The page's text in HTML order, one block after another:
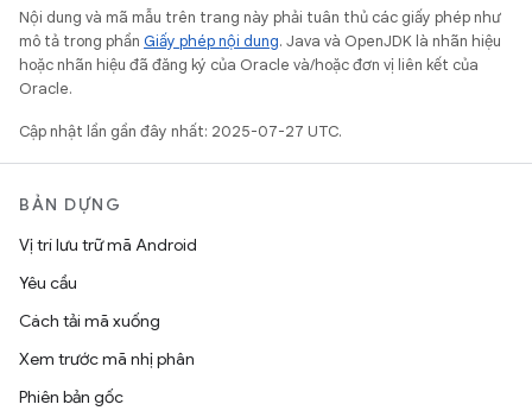
Nội dung và mã mẫu trên trang này phải tuân thủ các giấy phép như
mô tả trong phần Giấy phép nội dung. Java và OpenJDK là nhãn hiệu
hoặc nhãn hiệu đã đăng ký của Oracle và/hoặc đơn vị liên kết của
Oracle.
Cập nhật lần gần đây nhất: 2025-07-27 UTC.
BẢN DỰNG
Vị trí lưu trữ mã Android
Yêu cầu
Cách tải mã xuống
Xem trước mã nhị phân
Phiên bản gốc